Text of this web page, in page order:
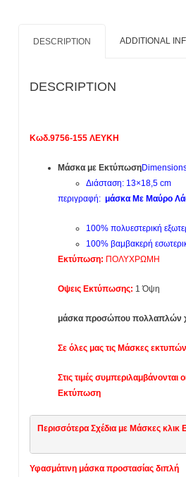
50
Mε
Λογότυπο
Τιμοκάταλογος
DESCRIPTION ADDITIONAL
DESCRIPTION
Κωδ.9756-155 ΛΕΥΚΗ
Μάσκα με Εκτύπωση
Διάσταση: 13×18,5 cm
περιγραφή: μάσκα Mε Μαύρο
100% πολυεστερική
100% βαμβακερή
Εκτύπωση: ΠΟΛΥΧΡΩΜΗ
Οψεις Εκτύπωσης: 1 Όψη
μάσκα προσώπου πολλαπλών
Σε όλες μας τις Μάσκες
Στις τιμές συμπεριλαμβάνονται
Εκτύπωση
Περισσότερα Σχέδια με Μάσκες κλικ
Υφασμάτινη μάσκα προστασίας διπλή